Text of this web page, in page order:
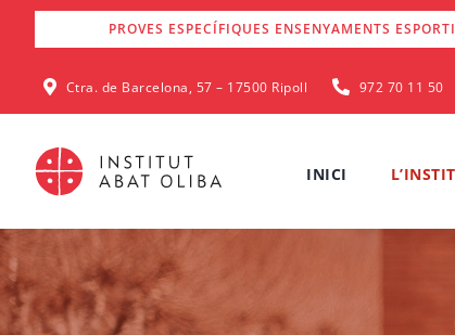
PROVES ESPECÍFIQUES ENSENYAMENTS
Ctra. de Barcelona, 57 – 17500 Ripoll 972 70 11 50
INICI